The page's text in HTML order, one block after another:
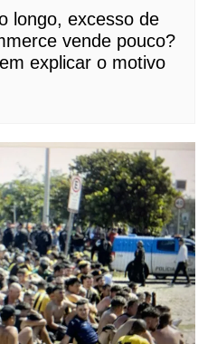
longo, excesso de
vende pouco?
explicar o motivo